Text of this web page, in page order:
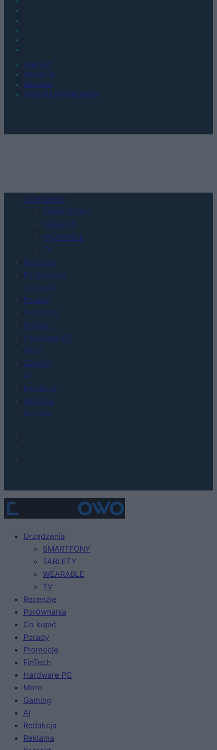
KONTAKT
REDAKCJA
REKLAMA
POLITYKA PRYWATNOŚCI
Urządzenia
SMARTFONY
TABLETY
WEARABLE
TV
Recenzje
Porównania
Co kupić
Porady
Promocje
FinTech
Hardware PC
Moto
Gaming
AI
Redakcja
Reklama
Kontakt
Urządzenia
SMARTFONY
TABLETY
WEARABLE
TV
Recenzje
Porównania
Co kupić
Porady
Promocje
FinTech
Hardware PC
Moto
Gaming
AI
Redakcja
Reklama